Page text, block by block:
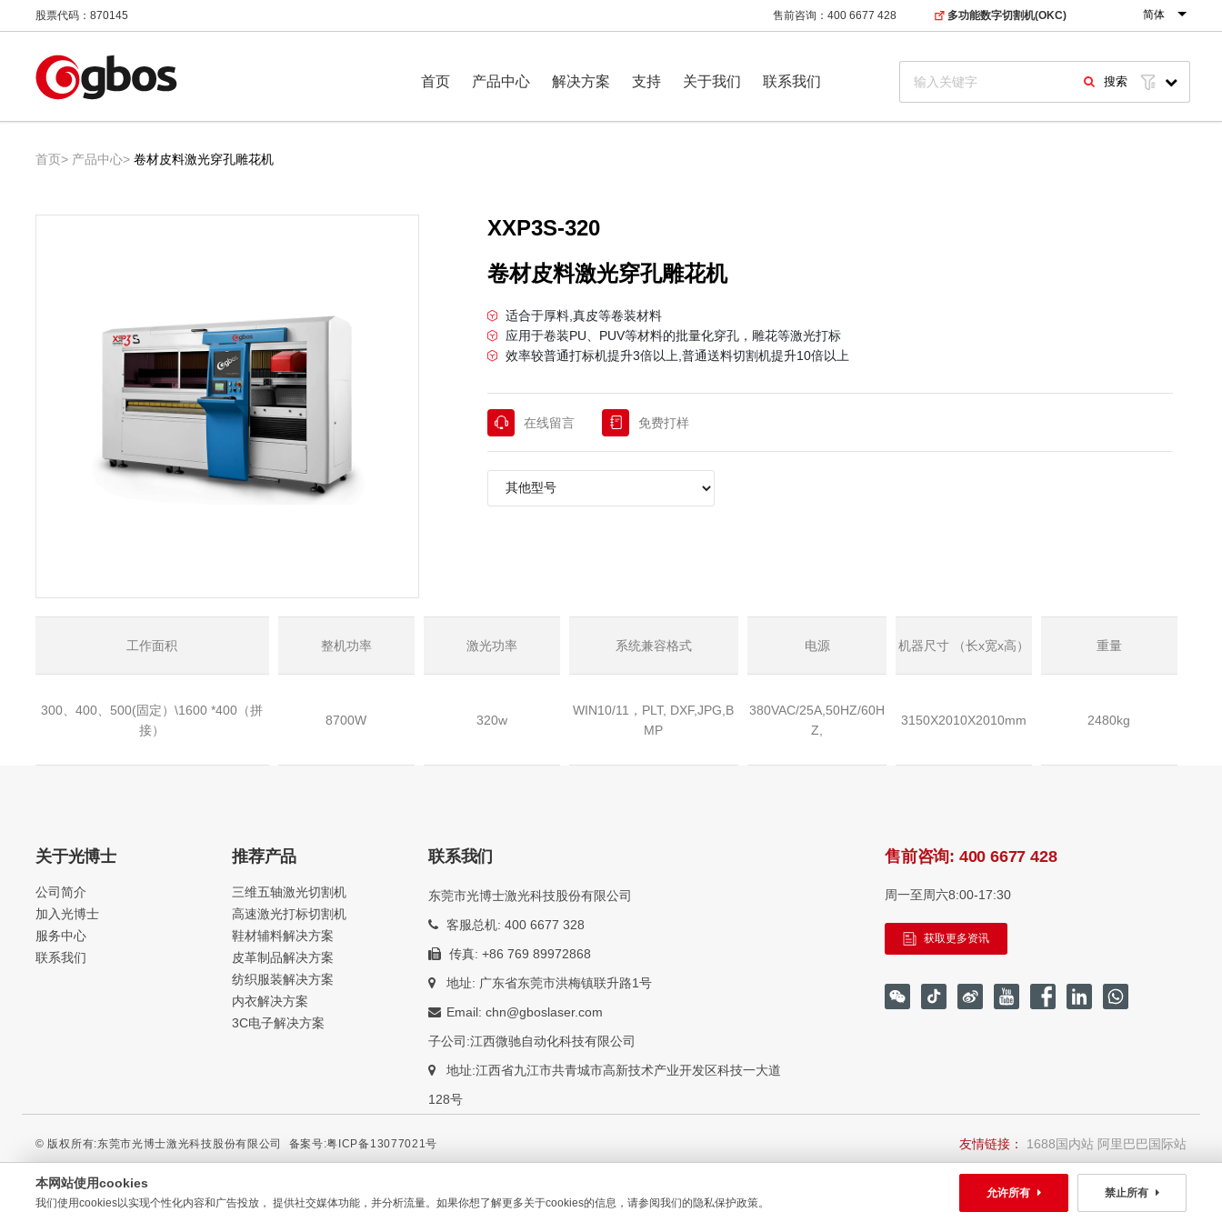
股票代码：870145 售前咨询：400 6677 428 多功能数字切割机(OKC) 简体
首页 产品中心 解决方案 支持 关于我们 联系我们 搜索
首页 产品中心 卷材皮料激光穿孔雕花机
XXP3S-320
卷材皮料激光穿孔雕花机
适合于厚料,真皮等卷装材料
应用于卷装PU、PUV等材料的批量化穿孔，雕花等激光打标
效率较普通打标机提升3倍以上,普通送料切割机提升10倍以上
在线留言 免费打样
工作面积
300、400、500(固定）\1600 *400（拼
接）
整机功率
8700W
激光功率
320w
系统兼容格式
WIN10/11，PLT, DXF,JPG,B
MP
电源
380VAC/25A,50HZ/60H
Z,
机器尺寸 （长x宽x高）
3150X2010X2010mm
重量
2480kg
关于光博士
公司简介
加入光博士
服务中心
联系我们
推荐产品
三维五轴激光切割机
高速激光打标切割机
鞋材辅料解决方案
皮革制品解决方案
纺织服装解决方案
内衣解决方案
3C电子解决方案
联系我们
东莞市光博士激光科技股份有限公司
客服总机: 400 6677 328
传真: +86 769 89972868
地址: 广东省东莞市洪梅镇联升路1号
Email: chn@gboslaser.com
子公司:江西微驰自动化科技有限公司
地址:江西省九江市共青城市高新技术产业开发区科技一大道
128号
售前咨询: 400 6677 428
周一至周六8:00-17:30
获取更多资讯
友情链接： 1688国内站 阿里巴巴国际站
© 版权所有:东莞市光博士激光科技股份有限公司 备案号:粤ICP备13077021号
本网站使用cookies
我们使用cookies以实现个性化内容和广告投放， 提供社交媒体功能，并分析流量。如果你想了解更多关于cookies的信息，请参阅我们的隐私保护政策。
允许所有 禁止所有